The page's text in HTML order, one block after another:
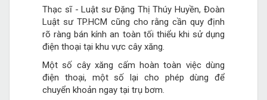
Thạc sĩ - Luật sư Đặng Thị Thúy Huyền, Đoàn
Luật sư TP.HCM cũng cho rằng cần quy định
rõ ràng bán kính an toàn tối thiểu khi sử dụng
điện thoại tại khu vực cây xăng.
Một số cây xăng cấm hoàn toàn việc dùng
điện thoại, một số lại cho phép dùng để
chuyển khoản ngay tại trụ bơm.